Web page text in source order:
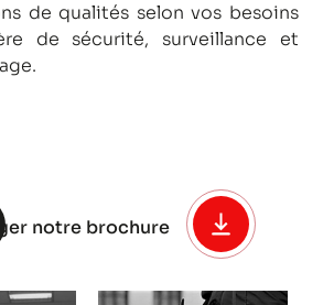
de qualités selon vos besoins
de sécurité, surveillance et
notre brochure